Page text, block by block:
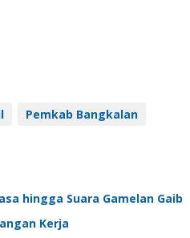
Pemkab Bangkalan
hingga Suara Gamelan Gaib
Kerja